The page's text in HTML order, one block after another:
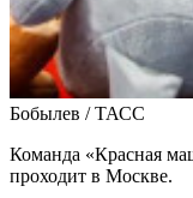
Бобылев / ТАСС
Команда «Красная
проходит в Москве.